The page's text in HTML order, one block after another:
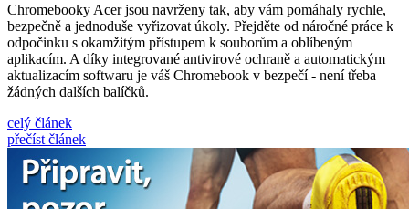
Chromebooky Acer jsou navrženy tak, aby vám pomáhaly rychle,
bezpečně a jednoduše vyřizovat úkoly. Přejděte od náročné práce k
odpočinku s okamžitým přístupem k souborům a oblíbeným
aplikacím. A díky integrované antivirové ochraně a automatickým
aktualizacím softwaru je váš Chromebook v bezpečí - není třeba
žádných dalších balíčků.
celý článek
přečíst článek